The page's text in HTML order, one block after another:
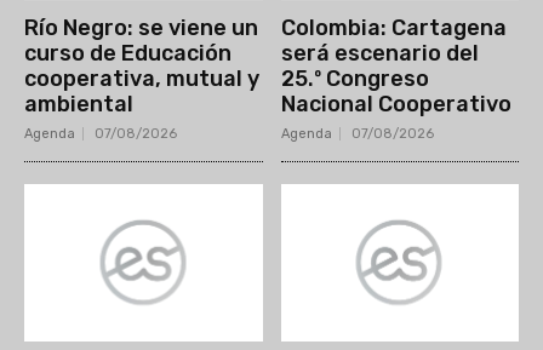
Río Negro: se viene un
curso de Educación
cooperativa, mutual y
ambiental
Agenda 07/08/2026
Colombia: Cartagena
será escenario del
25.º Congreso
Nacional Cooperativo
Agenda 07/08/2026